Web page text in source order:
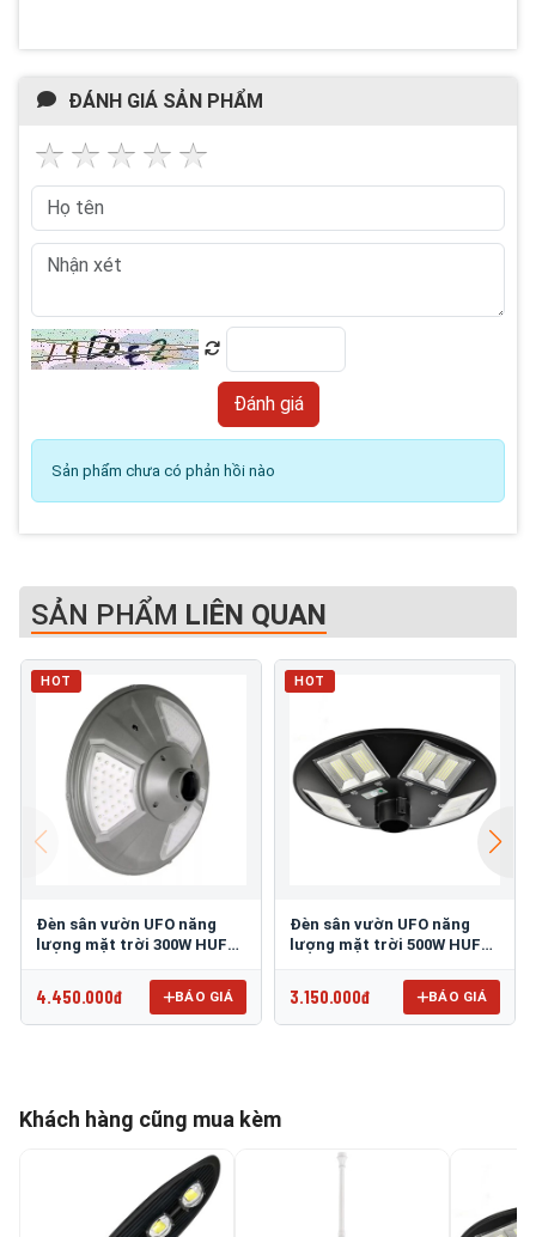
ĐÁNH GIÁ SẢN PHẨM
Sản phẩm chưa có phản hồi nào
SẢN PHẨM LIÊN QUAN
HOT
Đèn sân vườn UFO năng
lượng mặt trời 300W HUFA
4.450.000đ BÁO GIÁ
HOT
Đèn sân vườn UFO năng
lượng mặt trời 500W HUFA
3.150.000đ BÁO GIÁ
Khách hàng cũng mua kèm